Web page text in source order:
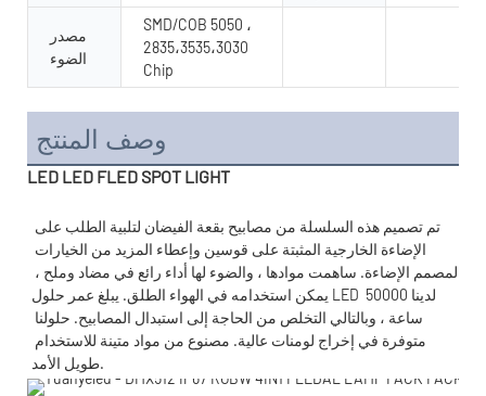
مصدر
الضوء
SMD/COB 5050 ،
2835،3535،3030
Chip
وصف المنتج
LED LED FLED SPOT LIGHT
يمكن استخدامه في الهواء الطلق. يبلغ عمر حلول LED لدينا 50000